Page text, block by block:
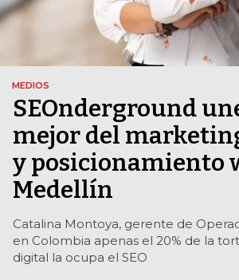
MEDIOS
SEOnderground
mejor del
y posicionamiento
Medellín
Catalina Montoya, gerente de
en Colombia apenas el 20% de la
digital la ocupa el SEO